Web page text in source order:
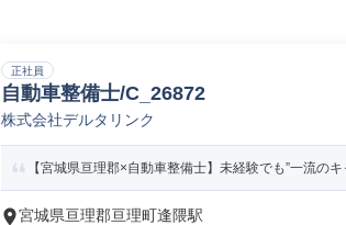
正社員
自動車整備士/C_26872
株式会社デルタリンク
【宮城県亘理郡×自動車整備士】未経験でも”一流の
宮城県亘理郡亘理町逢隈駅